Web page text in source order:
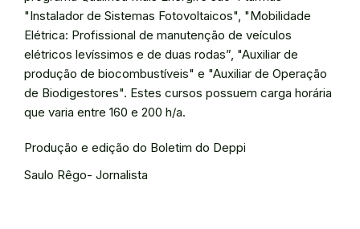
"Instalador de Sistemas Fotovoltaicos", "Mobilidade
Elétrica: Profissional de manutenção de veículos
elétricos levíssimos e de duas rodas”, "Auxiliar de
produção de biocombustíveis" e "Auxiliar de Operação
de Biodigestores". Estes cursos possuem carga horária
que varia entre 160 e 200 h/a.
Produção e edição do Boletim do Deppi
Saulo Rêgo- Jornalista